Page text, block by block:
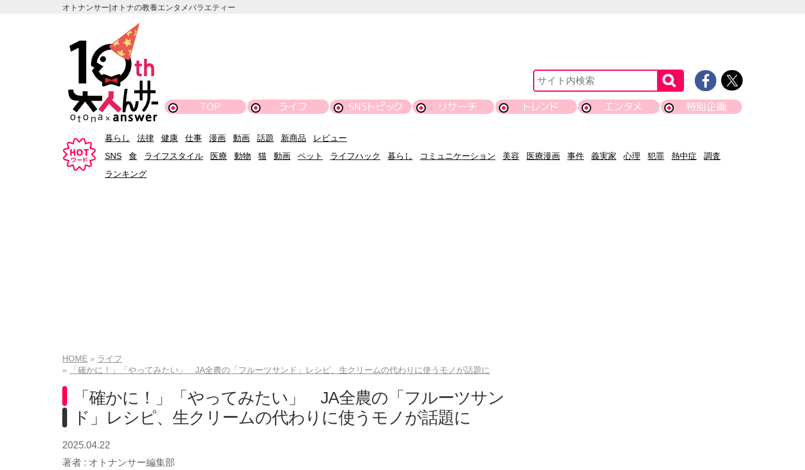
オトナンサー|オトナの教養エンタメバラエティー
TOP ライフ SNSトピック リサーチ トレンド エンタメ 特別企画
暮らし 法律 健康 仕事 漫画 動画 話題 新商品
レビュー
SNS
食 ライフスタイル 医療 動物 猫 動画 ペット ライフハック 暮らし コミュニケーション 美容 医療漫画 事件 義実家 心理 犯罪 熱中症
調査
ランキング
HOME
ライフ
「確かに！」「やってみたい」 JA全農の「フルーツサンド」レシピ、生クリームの代わりに使うモノが話題に
「確かに！」「やってみたい」 JA全農の「フルーツサン
ド」レシピ、生クリームの代わりに使うモノが話題に
2025.04.22
著者 : オトナンサー編集部